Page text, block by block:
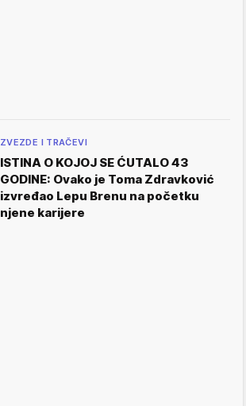
ZVEZDE I TRAČEVI
ISTINA O KOJOJ SE ĆUTALO 43
GODINE: Ovako je Toma Zdravković
izvređao Lepu Brenu na početku
njene karijere